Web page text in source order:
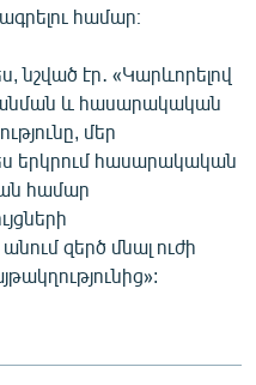
համար։
նշված էր․ «Կարևորելով
և հասարակական
մեր
երկրում հասարակական
համար
զերծ մնալ ուժի